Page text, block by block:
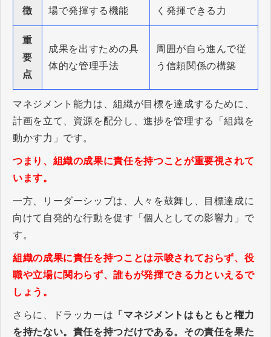
徴
場で発揮する機能
く発揮できる力
重
要
点
成果を出すための具
体的な管理手法
周囲が自ら進んで従
う信頼関係の構築
マネジメント能力は、組織が目標を達成するために、
計画を立て、資源を配分し、進捗を管理する「組織を
動かす力」です。
つまり、組織の成果に責任を持つことが重要視されて
います。
一方、リーダーシップは、人々を鼓舞し、目標達成に
向けて自発的な行動を促す「個人としての影響力」で
す。
組織の成果に責任を持つことは示唆されておらず、役
職や立場に関わらず、誰もが発揮できる力といえるで
しょう。
さらに、ドラッカーは 「マネジメントはもともと権力
を持たない。責任を持つだけである。その責任を果た